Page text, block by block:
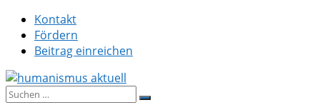
Zum
Inhalt
springen
Kontakt
Fördern
Beitrag einreichen
humanismus aktuell
Suche